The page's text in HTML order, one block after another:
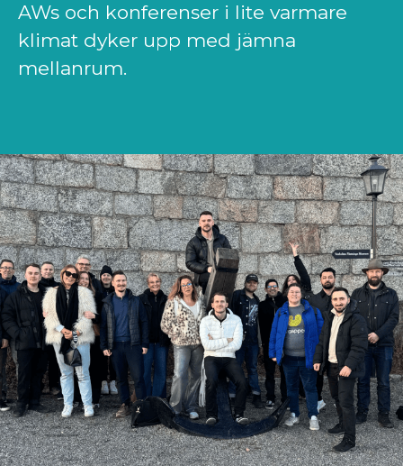
AWs och konferenser i lite varmare
klimat dyker upp med jämna
mellanrum.